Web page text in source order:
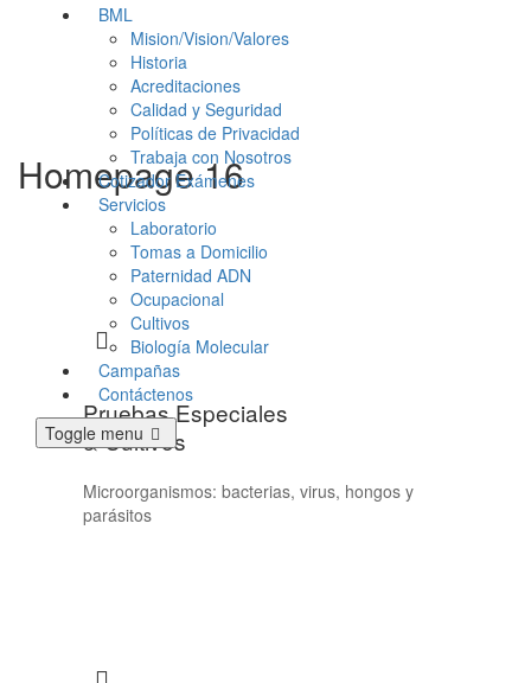
BML
Mision/Vision/Valores
Historia
Acreditaciones
Calidad y Seguridad
Políticas de Privacidad
Trabaja con Nosotros
Cotizador Exámenes
Servicios
Laboratorio
Tomas a Domicilio
Paternidad ADN
Ocupacional
Cultivos
Biología Molecular
Campañas
Contáctenos
Toggle menu
Homepage 16
Pruebas Especiales
& Cultivos
Microorganismos: bacterias, virus, hongos y
parásitos